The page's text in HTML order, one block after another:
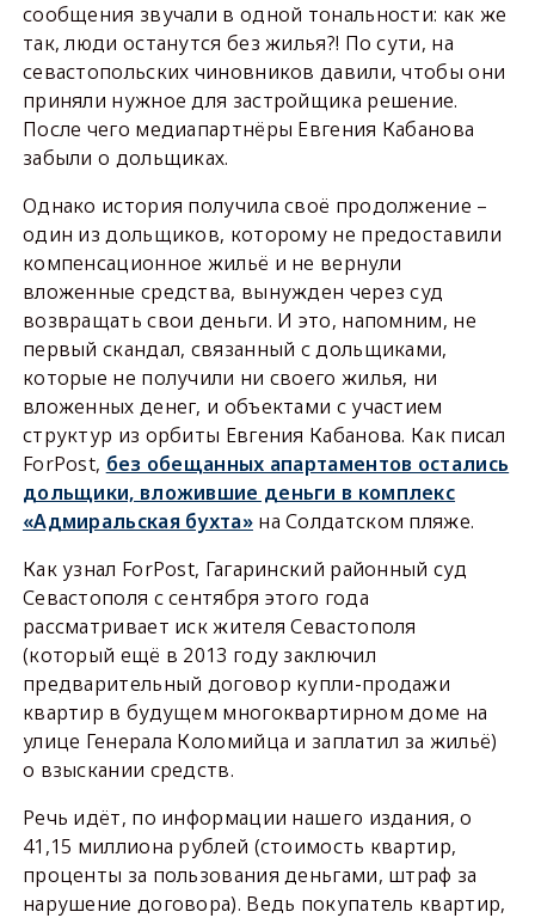
сообщения звучали в одной тональности: как же
так, люди останутся без жилья?! По сути, на
севастопольских чиновников давили, чтобы они
приняли нужное для застройщика решение.
После чего медиапартнёры Евгения Кабанова
забыли о дольщиках.
Однако история получила своё продолжение –
один из дольщиков, которому не предоставили
компенсационное жильё и не вернули
вложенные средства, вынужден через суд
возвращать свои деньги. И это, напомним, не
первый скандал, связанный с дольщиками,
которые не получили ни своего жилья, ни
вложенных денег, и объектами с участием
структур из орбиты Евгения Кабанова. Как писал
ForPost, без обещанных апартаментов остались
дольщики, вложившие деньги в комплекс
«Адмиральская бухта»на Солдатском пляже.
Как узнал ForPost, Гагаринский районный суд
Севастополя с сентября этого года
рассматривает иск жителя Севастополя
(который ещё в 2013 году заключил
предварительный договор купли-продажи
квартир в будущем многоквартирном доме на
улице Генерала Коломийца и заплатил за жильё)
о взыскании средств.
Речь идёт, по информации нашего издания, о
41,15 миллиона рублей (стоимость квартир,
проценты за пользования деньгами, штраф за
нарушение договора). Ведь покупатель квартир,